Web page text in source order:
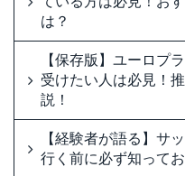
は？
【保存版】ユーロプ
受けたい人は必見！
説！
【経験者が語る】サ
行く前に必ず知って